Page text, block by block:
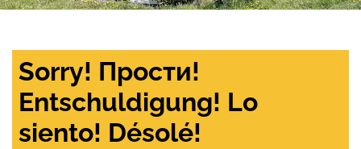
Sorry! Прости!
Entschuldigung! Lo
siento! Désolé!